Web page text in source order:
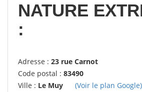
NATURE
:
Adresse : 23 rue Carnot
Code postal : 83490
Ville : Le Muy
(Voir le plan Google)